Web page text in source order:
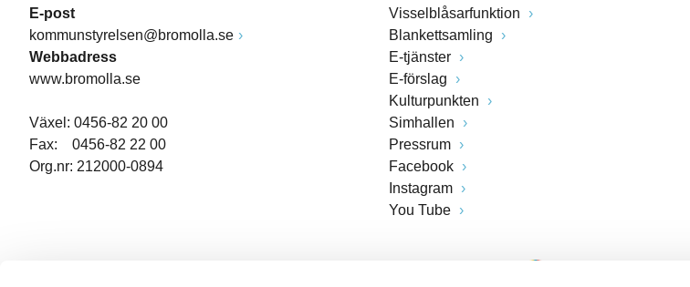
E-post
kommunstyrelsen@bromolla.se
Webbadress
www.bromolla.se
Växel: 0456-82 20 00
Fax: 0456-82 22 00
Org.nr: 212000-0894
Visselblåsarfunktion
Blankettsamling
E-tjänster
E-förslag
Kulturpunkten
Simhallen
Pressrum
Facebook
Instagram
You Tube